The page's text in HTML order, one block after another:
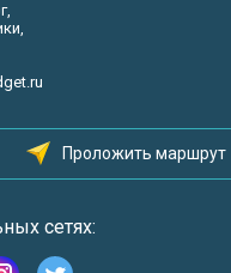
Проложить маршрут
сетях: